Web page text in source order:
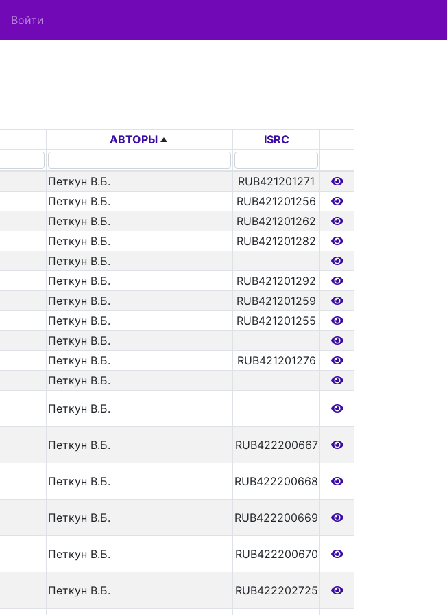
Войти
АВТОРЫ ISRC
Петкун В.Б.
RUB421201271
Петкун В.Б.
RUB421201256
Петкун В.Б.
RUB421201262
Петкун В.Б.
RUB421201282
Петкун В.Б.
Петкун В.Б.
RUB421201292
Петкун В.Б.
RUB421201259
Петкун В.Б.
RUB421201255
Петкун В.Б.
Петкун В.Б.
RUB421201276
Петкун В.Б.
Петкун В.Б.
Петкун В.Б. RUB422200667
Петкун В.Б. RUB422200668
Петкун В.Б. RUB422200669
Петкун В.Б. RUB422200670
Петкун В.Б. RUB422202725